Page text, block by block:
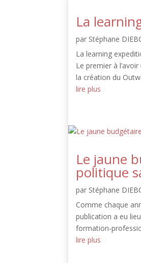
La
par Stéphane
La learning
Le premier à
la création du
lire plus
Le jaune
politique
par Stéphane
Comme chaque
publication a eu
formation-
lire plus